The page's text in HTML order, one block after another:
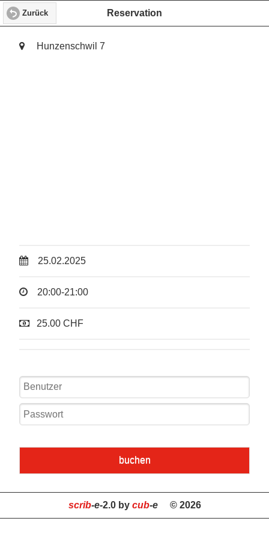
Zurück Reservation
Hunzenschwil 7
25.02.2025
20:00-21:00
25.00 CHF
buchen
scrib-e-2.0 by cub-e© 2026